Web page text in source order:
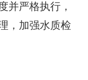
并严格执行，
，加强水质检